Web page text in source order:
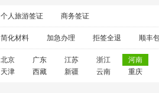
个人旅游签证 商务签证
简化材料 加急办理 拒签全退 顺丰
北京 广东 江苏 浙江
河南
天津 西藏 新疆 云南 重庆